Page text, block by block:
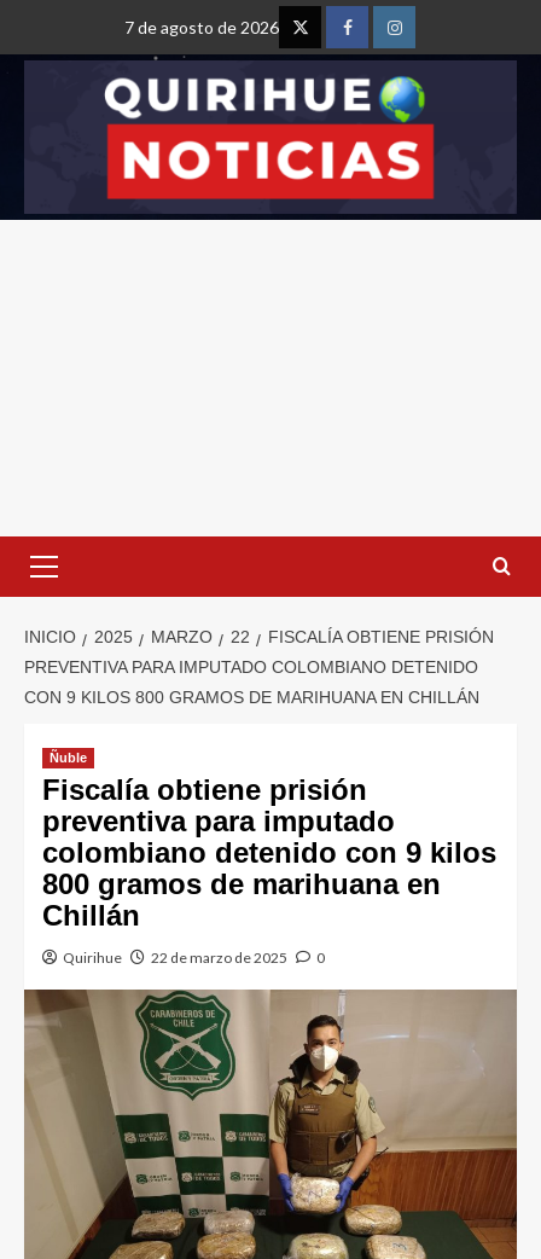
7 de agosto de 2026
INICIO 2025 MARZO 22
FISCALÍA OBTIENE PRISIÓN
PREVENTIVA PARA IMPUTADO COLOMBIANO DETENIDO
CON 9 KILOS 800 GRAMOS DE MARIHUANA EN CHILLÁN
Ñuble
Fiscalía obtiene prisión
preventiva para imputado
colombiano detenido con 9 kilos
800 gramos de marihuana en
Chillán
Quirihue 22 de marzo de 2025 0